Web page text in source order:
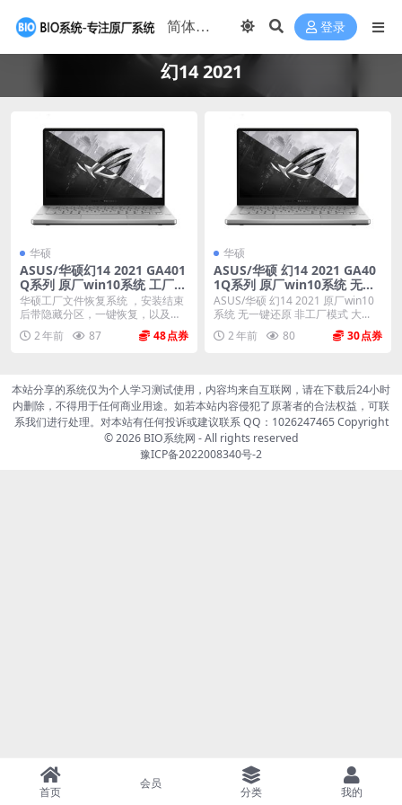
登录
幻14 2021
华硕
ASUS/华硕幻14 2021 GA401
Q系列 原厂win10系统 工厂文
件 带F12 ASUS Recovery恢
复
华硕工厂文件恢复系统 ，安装结束
后带隐藏分区，一键恢复，以及机
器所有驱动软件。 ...
2 年前 87 48
华硕
ASUS/华硕 幻14 2021 GA40
1Q系列 原厂win10系统 无一
键还原 非工厂模式
ASUS/华硕 幻14 2021 原厂win10
系统 无一键还原 非工厂模式 大...
2 年前
80 30
本站分享的系统仅为个人学习测试使用，内容均来自互联网，请在下载后24小时
内删除，不得用于任何商业用途。如若本站内容侵犯了原著者的合法权益，可联
系我们进行处理。对本站有任何投诉或建议联系 QQ：1026247465 Copyright
© 2026 BIO系统网 - All rights reserved
豫ICP备2022008340号-2
首页
会员
分类 我的